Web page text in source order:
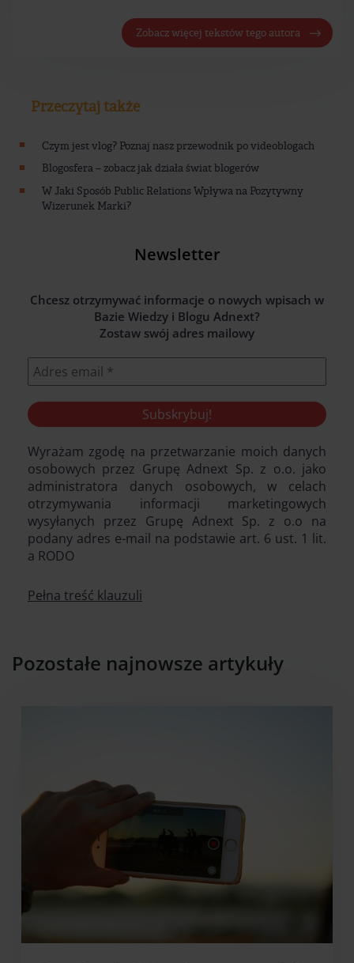
Zobacz więcej tekstów tego autora
Przeczytaj także
Czym jest vlog? Poznaj nasz przewodnik po videoblogach
Blogosfera – zobacz jak działa świat blogerów
W Jaki Sposób Public Relations Wpływa na Pozytywny
Wizerunek Marki?
Newsletter
Chcesz otrzymywać informacje o nowych wpisach w
Bazie Wiedzy i Blogu Adnext?
Zostaw swój adres mailowy
Wyrażam zgodę na przetwarzanie moich danych
osobowych przez Grupę Adnext Sp. z o.o. jako
administratora danych osobowych, w celach
otrzymywania informacji marketingowych
wysyłanych przez Grupę Adnext Sp. z o.o na
podany adres e-mail na podstawie art. 6 ust. 1 lit.
a RODO
Pełna treść klauzuli
Pozostałe najnowsze artykuły